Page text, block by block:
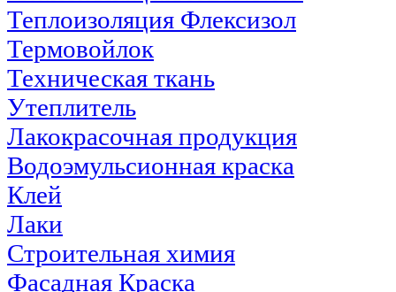
Теплоизоляция Флексизол
Термовойлок
Техническая ткань
Утеплитель
Лакокрасочная продукция
Водоэмульсионная краска
Клей
Лаки
Строительная химия
Фасадная Краска